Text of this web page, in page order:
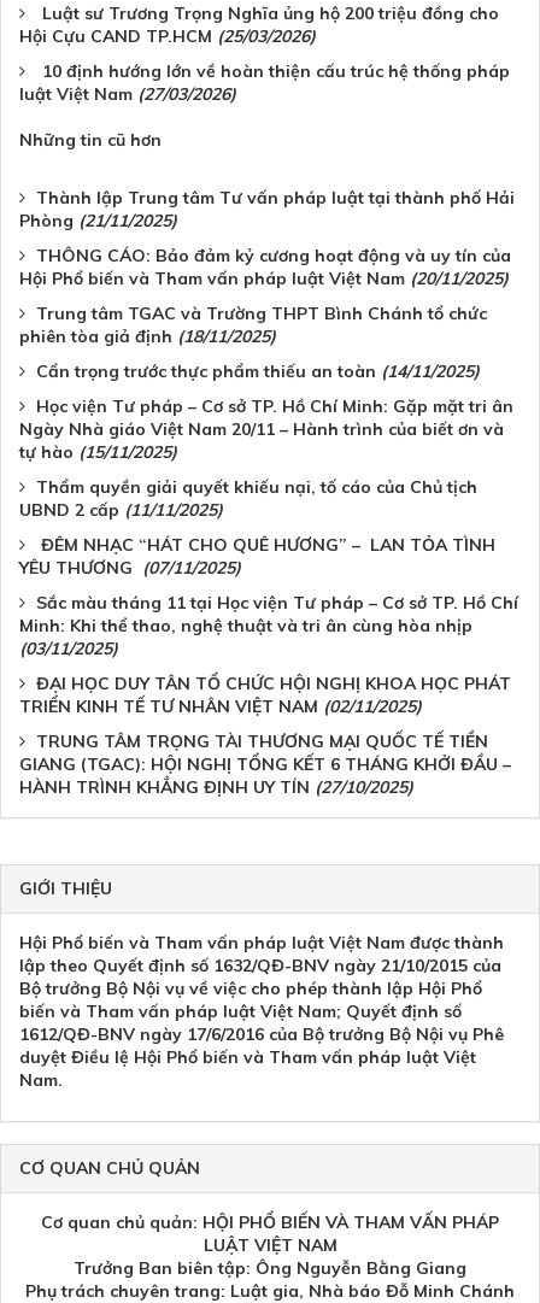
Luật sư Trương Trọng Nghĩa ủng hộ 200 triệu đồng cho
Hội Cựu CAND TP.HCM (25/03/2026)
10 định hướng lớn về hoàn thiện cấu trúc hệ thống pháp
luật Việt Nam (27/03/2026)
Những tin cũ hơn
Thành lập Trung tâm Tư vấn pháp luật tại thành phố Hải
Phòng (21/11/2025)
THÔNG CÁO: Bảo đảm kỷ cương hoạt động và uy tín của
Hội Phổ biến và Tham vấn pháp luật Việt Nam (20/11/2025)
Trung tâm TGAC và Trường THPT Bình Chánh tổ chức
phiên tòa giả định (18/11/2025)
Cẩn trọng trước thực phẩm thiếu an toàn (14/11/2025)
Học viện Tư pháp – Cơ sở TP. Hồ Chí Minh: Gặp mặt tri ân
Ngày Nhà giáo Việt Nam 20/11 – Hành trình của biết ơn và
tự hào (15/11/2025)
Thẩm quyền giải quyết khiếu nại, tố cáo của Chủ tịch
UBND 2 cấp (11/11/2025)
ĐÊM NHẠC “HÁT CHO QUÊ HƯƠNG” – LAN TỎA TÌNH
YÊU THƯƠNG
(07/11/2025)
Sắc màu tháng 11 tại Học viện Tư pháp – Cơ sở TP. Hồ Chí
Minh: Khi thể thao, nghệ thuật và tri ân cùng hòa nhịp
(03/11/2025)
ĐẠI HỌC DUY TÂN TỔ CHỨC HỘI NGHỊ KHOA HỌC PHÁT
TRIỂN KINH TẾ TƯ NHÂN VIỆT NAM (02/11/2025)
TRUNG TÂM TRỌNG TÀI THƯƠNG MẠI QUỐC TẾ TIỀN
GIANG (TGAC): HỘI NGHỊ TỔNG KẾT 6 THÁNG KHỞI ĐẦU –
HÀNH TRÌNH KHẲNG ĐỊNH UY TÍN (27/10/2025)
GIỚI THIỆU
Hội Phổ biến và Tham vấn pháp luật Việt Nam được thành
lập theo Quyết định số 1632/QĐ-BNV ngày 21/10/2015 của
Bộ trưởng Bộ Nội vụ về việc cho phép thành lập Hội Phổ
biến và Tham vấn pháp luật Việt Nam; Quyết định số
1612/QĐ-BNV ngày 17/6/2016 của Bộ trưởng Bộ Nội vụ Phê
duyệt Điều lệ Hội Phổ biến và Tham vấn pháp luật Việt
Nam.
CƠ QUAN CHỦ QUẢN
Cơ quan chủ quản: HỘI PHỔ BIẾN VÀ THAM VẤN PHÁP
LUẬT VIỆT NAM
Trưởng Ban biên tập: Ông Nguyễn Bằng Giang
Phụ trách chuyên trang: Luật gia, Nhà báo Đỗ Minh Chánh